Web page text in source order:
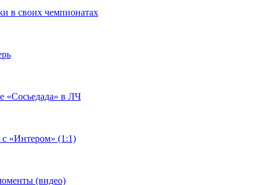
в своих чемпионатах
«Сосьедада» в ЛЧ
с «Интером» (1:1)
(видео)